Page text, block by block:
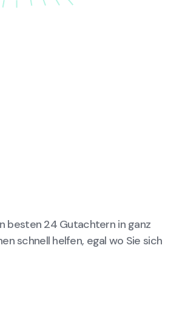
besten 24 Gutachtern in ganz
schnell helfen, egal wo Sie sich